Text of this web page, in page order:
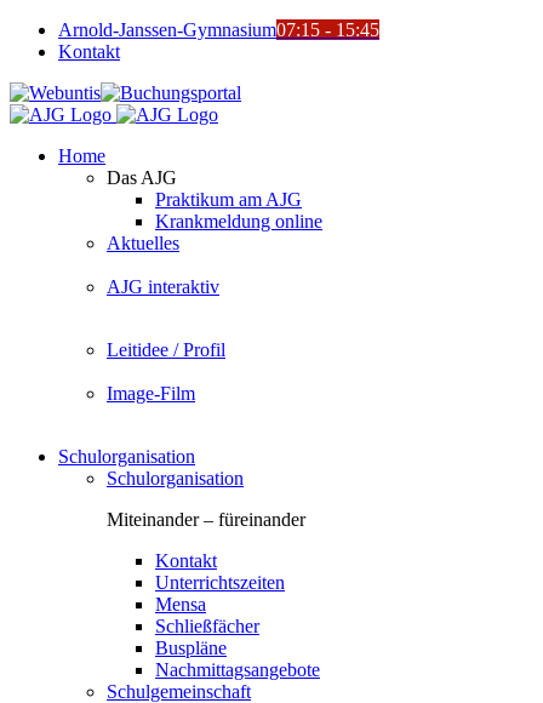
Zum
Inhalt
Arnold-Janssen-Gymnasium07:15 - 15:45
Kontakt
YouTube
Facebook
Instagram
Benutzerdefiniert
Webuntis Buchungsportal
Home
Das AJG
Praktikum am AJG
Krankmeldung online
Aktuelles
AJG interaktiv
Leitidee / Profil
Image-Film
Schulorganisation
Schulorganisation
Miteinander – füreinander
Kontakt
Unterrichtszeiten
Mensa
Schließfächer
Buspläne
Nachmittagsangebote
Schulgemeinschaft